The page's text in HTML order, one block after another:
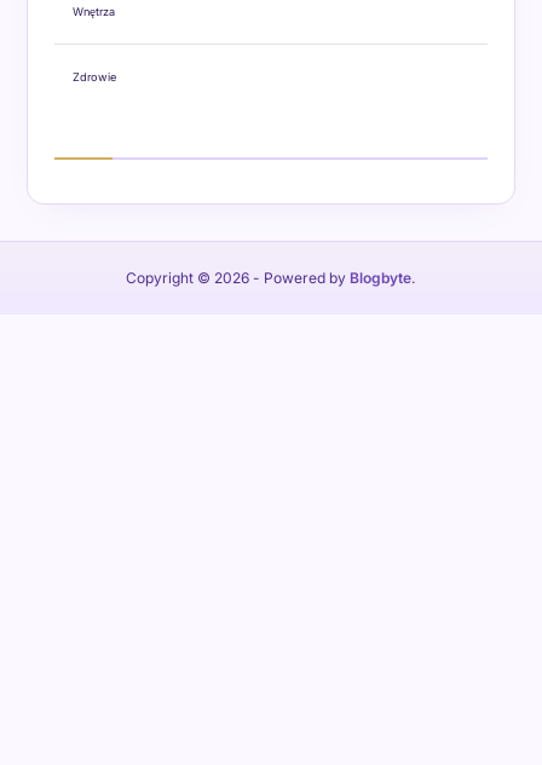
Wnętrza
Zdrowie
Copyright © 2026 - Powered by Blogbyte.